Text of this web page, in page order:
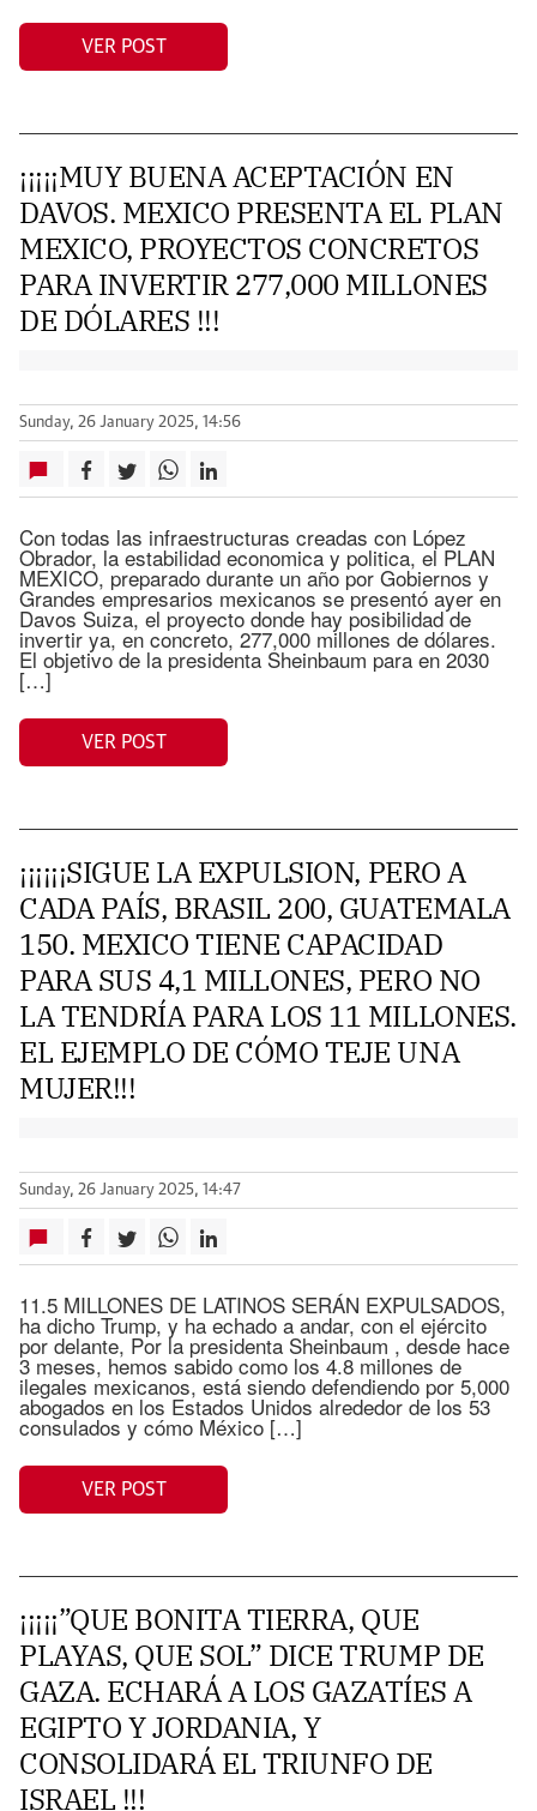
VER POST
¡¡¡¡¡MUY BUENA ACEPTACIÓN EN
DAVOS. MEXICO PRESENTA EL PLAN
MEXICO, PROYECTOS CONCRETOS
PARA INVERTIR 277,000 MILLONES
DE DÓLARES !!!
Sunday, 26 January 2025, 14:56
Con todas las infraestructuras creadas con López
Obrador, la estabilidad economica y politica, el PLAN
MEXICO, preparado durante un año por Gobiernos y
Grandes empresarios mexicanos se presentó ayer en
Davos Suiza, el proyecto donde hay posibilidad de
invertir ya, en concreto, 277,000 millones de dólares.
El objetivo de la presidenta Sheinbaum para en 2030
[…]
VER POST
¡¡¡¡¡¡SIGUE LA EXPULSION, PERO A
CADA PAÍS, BRASIL 200, GUATEMALA
150. MEXICO TIENE CAPACIDAD
PARA SUS 4,1 MILLONES, PERO NO
LA TENDRÍA PARA LOS 11 MILLONES.
EL EJEMPLO DE CÓMO TEJE UNA
MUJER!!!
Sunday, 26 January 2025, 14:47
11.5 MILLONES DE LATINOS SERÁN EXPULSADOS,
ha dicho Trump, y ha echado a andar, con el ejército
por delante, Por la presidenta Sheinbaum , desde hace
3 meses, hemos sabido como los 4.8 millones de
ilegales mexicanos, está siendo defendiendo por 5,000
abogados en los Estados Unidos alrededor de los 53
consulados y cómo México […]
VER POST
¡¡¡¡¡”QUE BONITA TIERRA, QUE
PLAYAS, QUE SOL” DICE TRUMP DE
GAZA. ECHARÁ A LOS GAZATÍES A
EGIPTO Y JORDANIA, Y
CONSOLIDARÁ EL TRIUNFO DE
ISRAEL !!!